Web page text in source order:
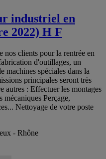
industriel en
2022) H F
nos clients pour la rentrée en
d'outillages, un
machines spéciales dans la
principales seront très
autres : Effectuer les montages
mécaniques Perçage,
Nettoyage de votre poste
- Rhône